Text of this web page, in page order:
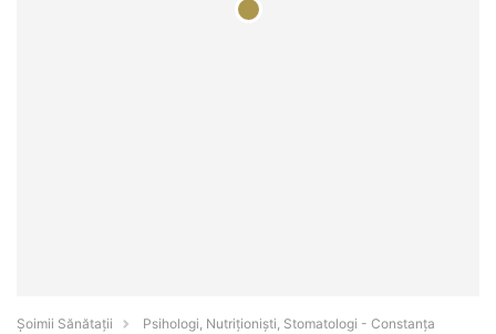
Şoimii Sănătații
Psihologi, Nutriționiști, Stomatologi - Constanţa